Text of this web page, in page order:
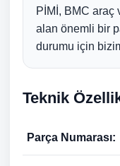
PİMİ, BMC araç
alan önemli bir
durumu için
Teknik
Parça Numarası: